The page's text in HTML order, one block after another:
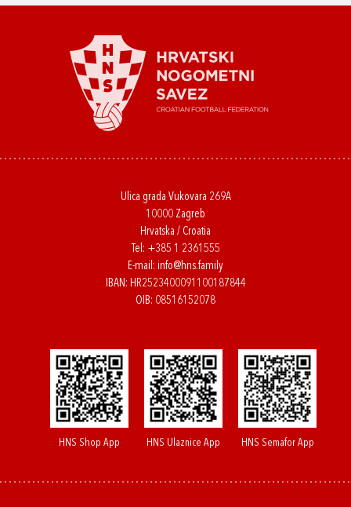
Ulica grada Vukovara 269A
10000 Zagreb
Hrvatska / Croatia
Tel: +385 1 2361555
E-mail: info@hns.family
IBAN: HR2523400091100187844
OIB: 08516152078
HNS Shop App HNS Ulaznice App HNS Semafor App